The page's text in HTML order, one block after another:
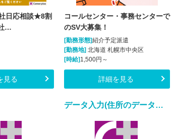
日応相談★8割
…
見る
コールセンター・事務センターで
のSV大募集！
[勤務形態]紹介予定派遣
[勤務地] 北海道 札幌市中央区
[時給] 1,500円～
詳細を見る
データ入力(住所のデータ入力・補正業務)